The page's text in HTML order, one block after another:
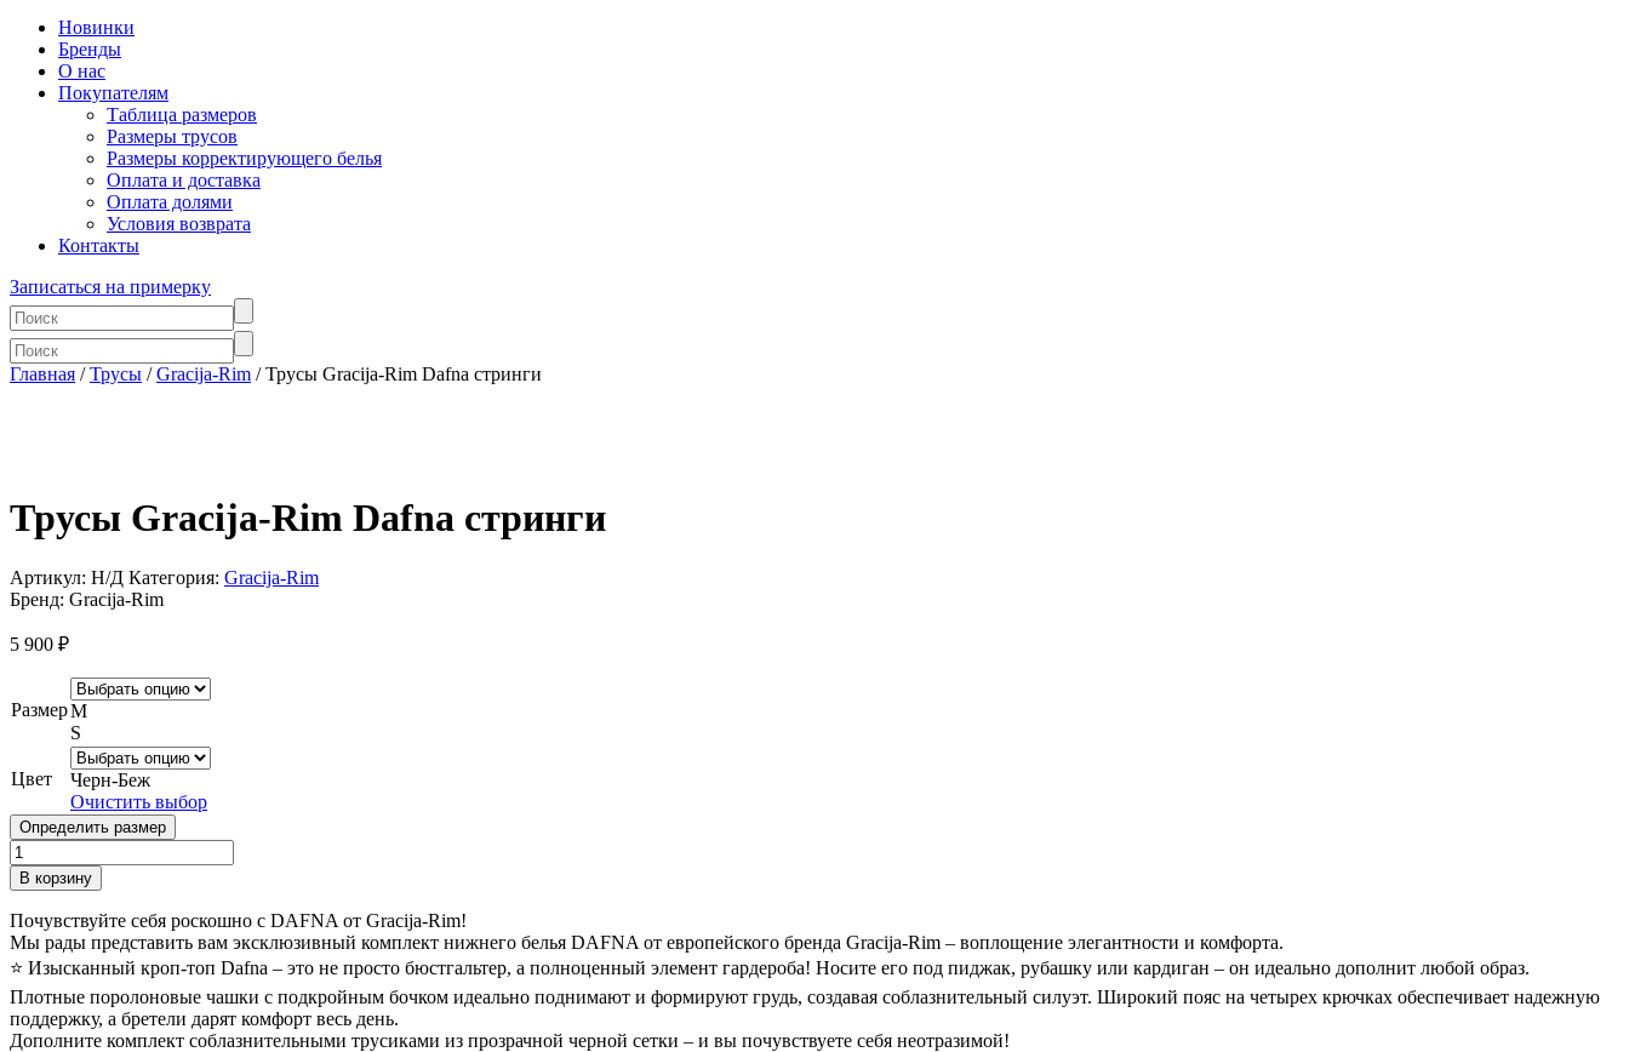
Новинки
Бренды
О нас
Покупателям
Таблица размеров
Размеры трусов
Размеры корректирующего белья
Оплата и доставка
Оплата долями
Условия возврата
Контакты
Записаться на примерку
Главная /Трусы /Gracija-Rim / Трусы Gracija-Rim Dafna стринги
Трусы Gracija-Rim Dafna стринги
Артикул: Н/Д Категория: Gracija-Rim
Бренд: Gracija-Rim
5 900 ₽
РазмерM
S
Цвет
Черн-Беж
Очистить выбор
Определить размер
Количество
товара
Трусы
Gracija-
Rim
Dafna
стринги
В корзину
Почувствуйте себя роскошно с DAFNA от Gracija-Rim!
Мы рады представить вам эксклюзивный комплект нижнего белья DAFNA от европейского бренда Gracija-Rim – воплощение элегантности и комфорта.
⭐️ Изысканный кроп-топ Dafna – это не просто бюстгальтер, а полноценный элемент гардероба! Носите его под пиджак, рубашку или кардиган – он идеально дополнит любой образ.
Плотные поролоновые чашки с подкройным бочком идеально поднимают и формируют грудь, создавая соблазнительный силуэт. Широкий пояс на четырех крючках обеспечивает надежную
поддержку, а бретели дарят комфорт весь день.
Дополните комплект соблазнительными трусиками из прозрачной черной сетки – и вы почувствуете себя неотразимой!